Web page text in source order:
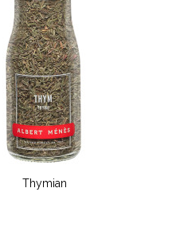
Thymian